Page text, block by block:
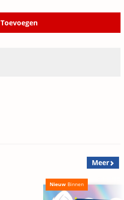
Toevoegen
Meer
Nieuw Binnen